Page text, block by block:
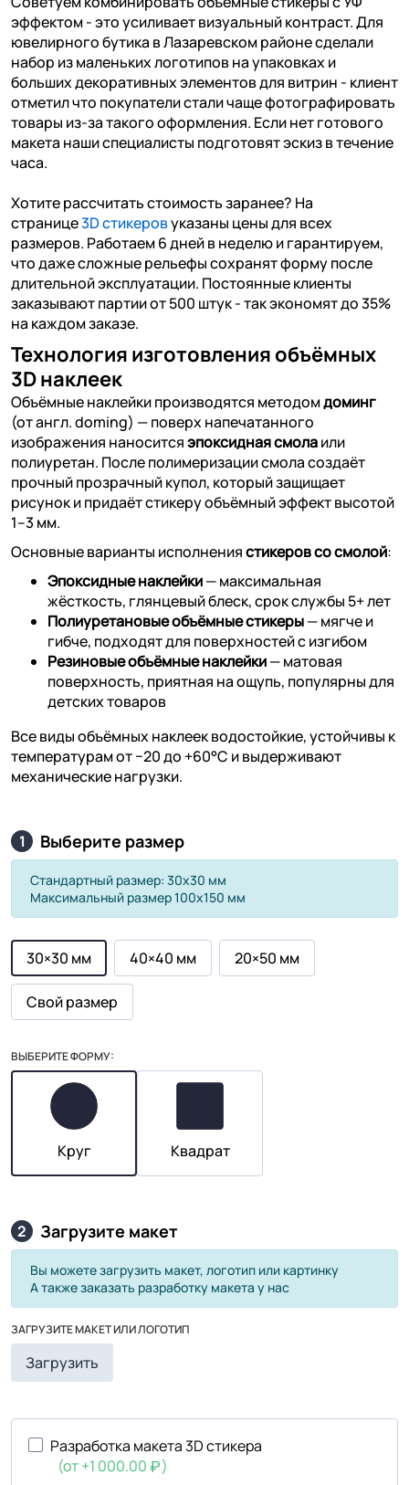
эффектом - это усиливает визуальный контраст. Для
ювелирного бутика в Лазаревском районе сделали
набор из маленьких логотипов на упаковках и
больших декоративных элементов для витрин - клиент
отметил что покупатели стали чаще фотографировать
товары из-за такого оформления. Если нет готового
макета наши специалисты подготовят эскиз в течение
часа.
Хотите рассчитать стоимость заранее? На
странице3D стикеровуказаны цены для всех
размеров. Работаем 6 дней в неделю и гарантируем,
что даже сложные рельефы сохранят форму после
длительной эксплуатации. Постоянные клиенты
заказывают партии от 500 штук - так экономят до 35%
на каждом заказе.
Технология изготовления объёмных
3D наклеек
Объёмные наклейки производятся методомдоминг
(от англ. doming) — поверх напечатанного
изображения наноситсяэпоксидная смолаили
полиуретан. После полимеризации смола создаёт
прочный прозрачный купол, который защищает
рисунок и придаёт стикеру объёмный эффект высотой
1–3 мм.
Основные варианты исполнениястикеров со смолой:
Эпоксидные наклейки— максимальная
жёсткость, глянцевый блеск, срок службы 5+ лет
Полиуретановые объёмные стикеры— мягче и
гибче, подходят для поверхностей с изгибом
Резиновые объёмные наклейки— матовая
поверхность, приятная на ощупь, популярны для
детских товаров
Все виды объёмных наклеек водостойкие, устойчивы к
температурам от −20 до +60°C и выдерживают
механические нагрузки.
1 Выберите размер
Стандартный размер: 30х30 мм
Максимальный размер 100х150 мм
30×30 мм 40×40 мм 20×50 мм
Свой размер
ВЫБЕРИТЕ ФОРМУ:
Круг Квадрат
2 Загрузите макет
Вы можете загрузить макет, логотип или картинку
А также заказать разработку макета у нас
ЗАГРУЗИТЕ МАКЕТ ИЛИ ЛОГОТИП
Загрузить
Разработка макета 3D стикера
(от +1 000.00
)